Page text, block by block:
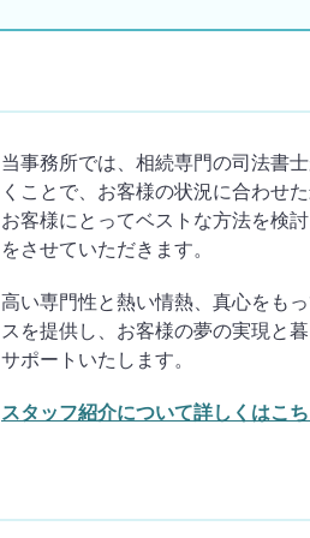
当事務所では、相続専門の司法書
くことで、 お客様の状況に合わせ
お客様にとってベストな方法を検
をさせていただきます。
高い専門性と熱い情熱、真心をも
スを提供し、お客様の夢の実現と
サポートいたします。
スタッフ紹介について詳しくはこ